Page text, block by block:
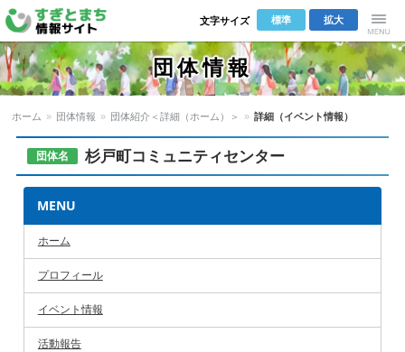
Menu
拡大
標準
文字サイズ
団体情報
ホーム » 団体情報 » 団体紹介＜詳細（ホーム）＞ » 詳細（イベント情報）
団体名 杉戸町コミュニティセンター
MENU
ホーム
プロフィール
イベント情報
活動報告